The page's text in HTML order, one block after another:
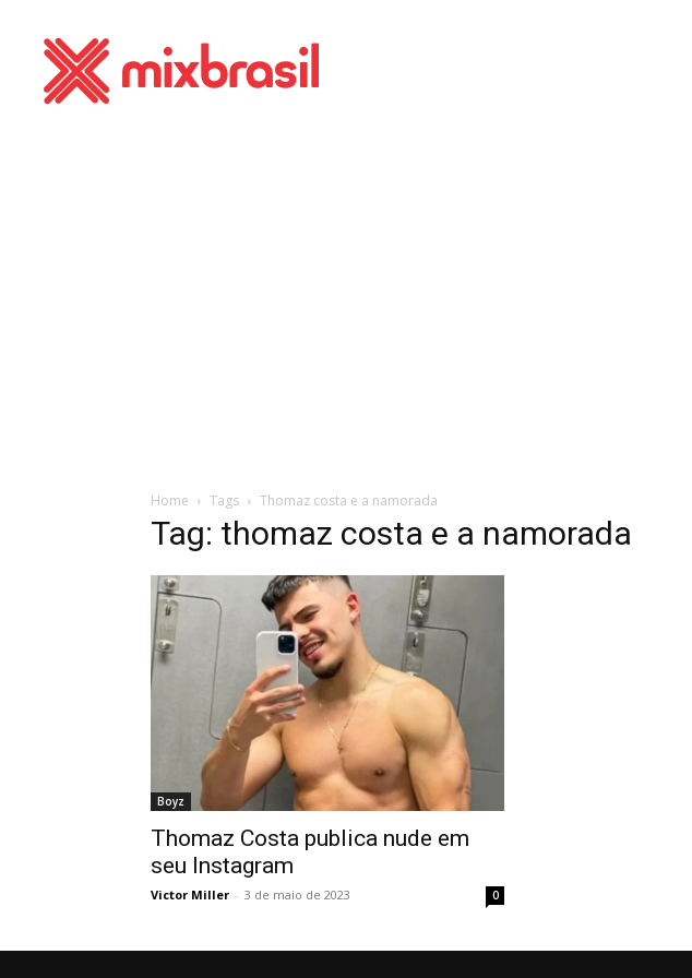
Home Tags Thomaz costa e a namorada
Tag: thomaz costa e a namorada
Boyz
Thomaz Costa publica nude em
seu Instagram
Victor Miller - 3 de maio de 2023 0